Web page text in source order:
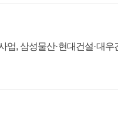
업, 삼성물산·현대건설·대우